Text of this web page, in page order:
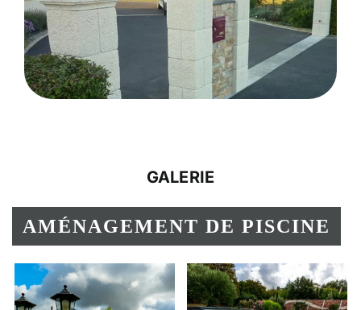
GALERIE
AMÉNAGEMENT DE PISCINE